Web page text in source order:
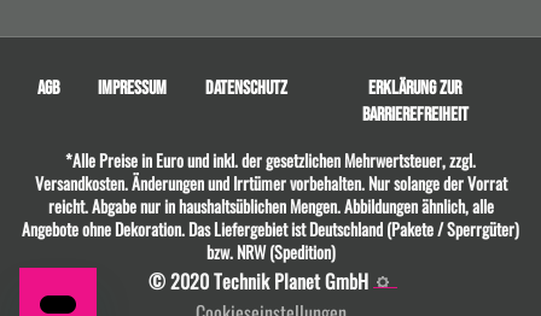
AGB IMPRESSUM DATENSCHUTZ
ERKLÄRUNG ZUR
BARRIEREFREIHEIT
*Alle Preise in Euro und inkl. der gesetzlichen Mehrwertsteuer, zzgl.
Versandkosten. Änderungen und Irrtümer vorbehalten. Nur solange der Vorrat
reicht. Abgabe nur in haushaltsüblichen Mengen. Abbildungen ähnlich, alle
Angebote ohne Dekoration. Das Liefergebiet ist Deutschland (Pakete / Sperrgüter)
bzw. NRW (Spedition)
© 2020 Technik Planet GmbH